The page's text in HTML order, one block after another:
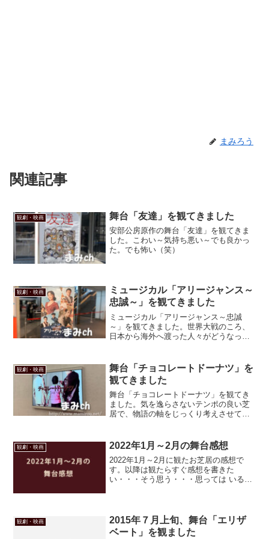
まみろう
関連記事
観劇・映画 舞台「友達」を観てきました
安部公房原作の舞台「友達」を観てきま
した。こわい～気持ち悪い～でも良かっ
た。でも怖い（笑）
観劇・映画
ミュージカル「アリージャンス～
忠誠～」を観てきました
ミュージカル「アリージャンス～忠誠
～」を観てきました。世界大戦のころ、
日本から海外へ渡った人々がどうなって
観劇・映画
舞台「チョコレートドーナツ」を
観てきました
舞台「チョコレートドーナツ」を観てき
ました。気を逸らさないテンポの良い芝
居で、物語の軸をじっくり考えさせてく
観劇・映画 2022年1月～2月の舞台感想
2022年1月～2月に観たお芝居の感想で
す。以降は観たらすぐ感想を書きた
い・・・そう思う・・・思っては いるの
観劇・映画
2015年７月上旬、舞台「エリザ
ベート」を観ました